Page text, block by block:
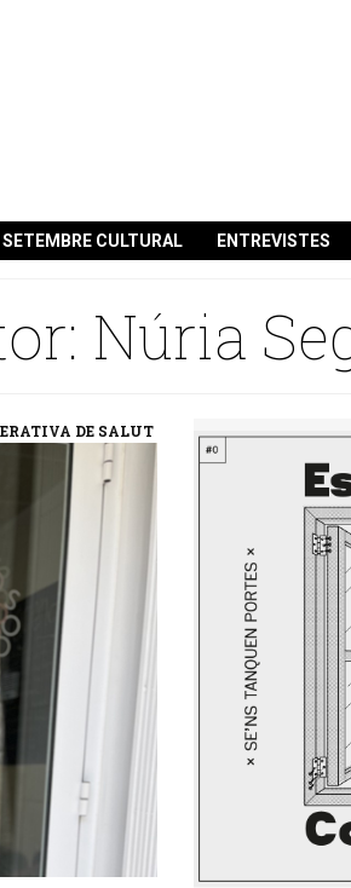
SETEMBRE CULTURAL ENTREVISTES
Núria
DE SALUT